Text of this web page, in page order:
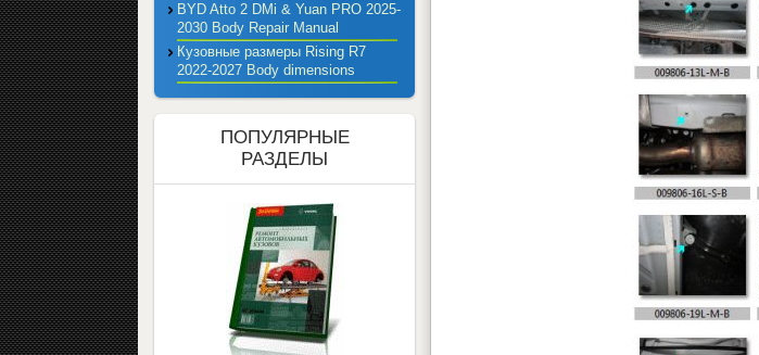
BYD Atto 2 DMi & Yuan PRO 2025-
2030 Body Repair Manual
Кузовные размеры Rising R7
2022-2027 Body dimensions
ПОПУЛЯРНЫЕ
РАЗДЕЛЫ